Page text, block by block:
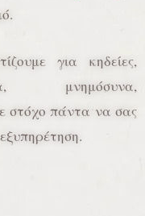
για κηδείες,
μνημόσυνα,
στόχο πάντα να σας